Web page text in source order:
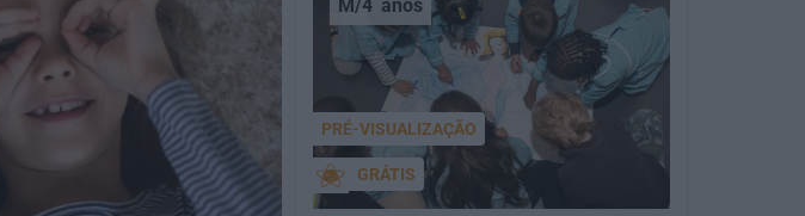
M/4 anos
GRÁTIS
PRÉ-VISUALIZAÇÃO